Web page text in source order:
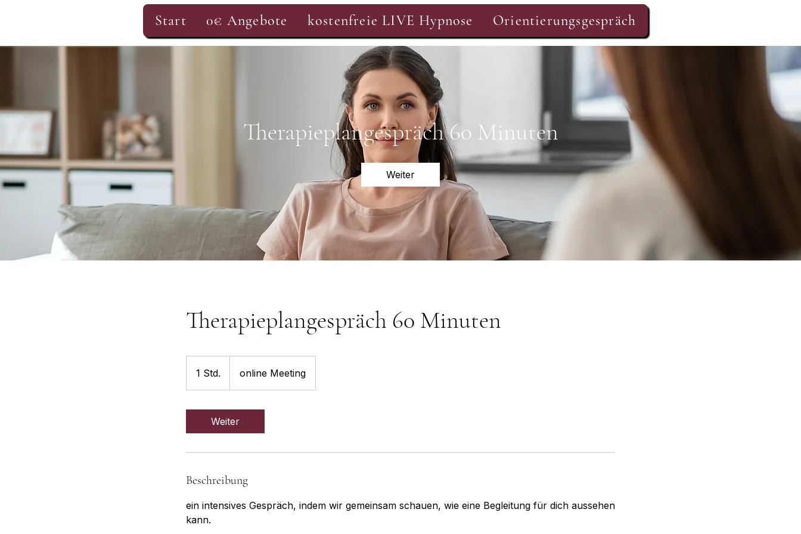
Start 0€ Angebote kostenfreie LIVE Hypnose Orientierungsgespräch
Therapieplangespräch 60 Minuten
Weiter
Therapieplangespräch 60 Minuten
1 Std.
S
d
online Meeting
Weiter
Beschreibung
ein intensives Gespräch, indem wir gemeinsam schauen, wie eine Begleitung für dich aussehen
kann.